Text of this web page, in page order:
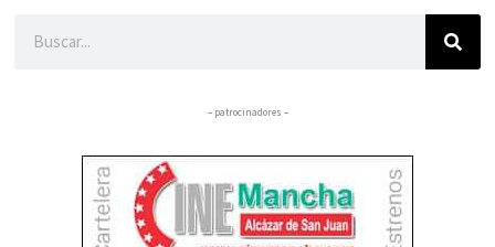
– patrocinadores –